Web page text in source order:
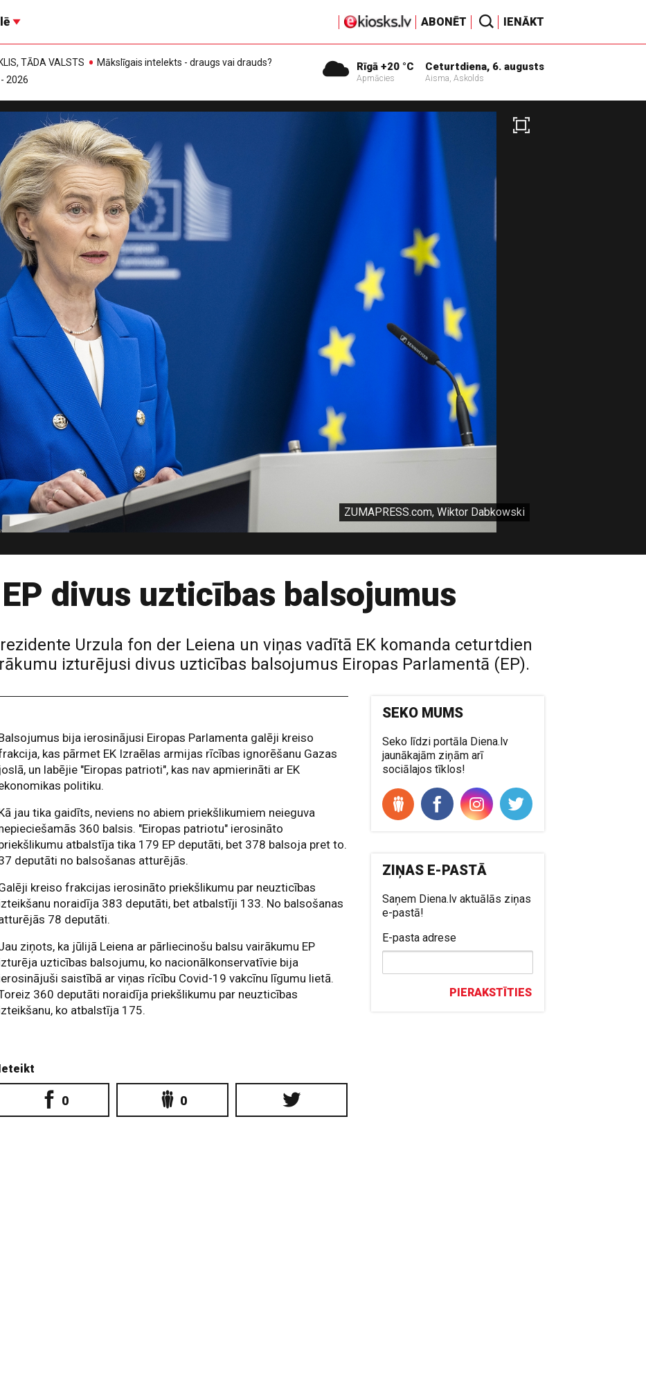
ABONĒT IENĀKT
TĀDA VALSTS
Mākslīgais intelekts - draugs vai drauds?
2026
Rīgā +20 °C
Apmācies
Ceturtdiena, 6. augusts
Aisma, Askolds
ZUMAPRESS.com, Wiktor Dabkowski
divus uzticības balsojumus
Urzula fon der Leiena un viņas vadītā EK komanda ceturtdien
izturējusi divus uzticības balsojumus Eiropas Parlamentā (EP).
bija ierosinājusi Eiropas Parlamenta galēji kreiso
kas pārmet EK Izraēlas armijas rīcības ignorēšanu Gazas
joslā, un labējie "Eiropas patrioti", kas nav apmierināti ar EK
politiku.
jau tika gaidīts, neviens no abiem priekšlikumiem neieguva
360 balsis. "Eiropas patriotu" ierosināto
atbalstīja tika 179 EP deputāti, bet 378 balsoja pret to.
deputāti no balsošanas atturējās.
kreiso frakcijas ierosināto priekšlikumu par neuzticības
noraidīja 383 deputāti, bet atbalstīji 133. No balsošanas
78 deputāti.
ziņots, ka jūlijā Leiena ar pārliecinošu balsu vairākumu EP
uzticības balsojumu, ko nacionālkonservatīvie bija
saistībā ar viņas rīcību Covid-19 vakcīnu līgumu lietā.
360 deputāti noraidīja priekšlikumu par neuzticības
ko atbalstīja 175.
0 0
SEKO MUMS
Seko līdzi portāla Diena.lv
jaunākajām ziņām arī
sociālajos tīklos!
ZIŅAS E-PASTĀ
Saņem Diena.lv aktuālās ziņas
e-pastā!
E-pasta adrese
PIERAKSTĪTIES